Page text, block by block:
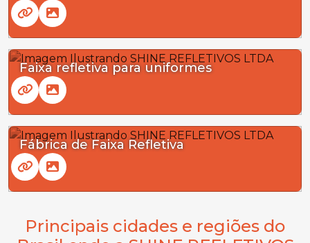
Faixa refletiva para uniformes
Fábrica de Faixa Refletiva
Principais cidades e regiões do